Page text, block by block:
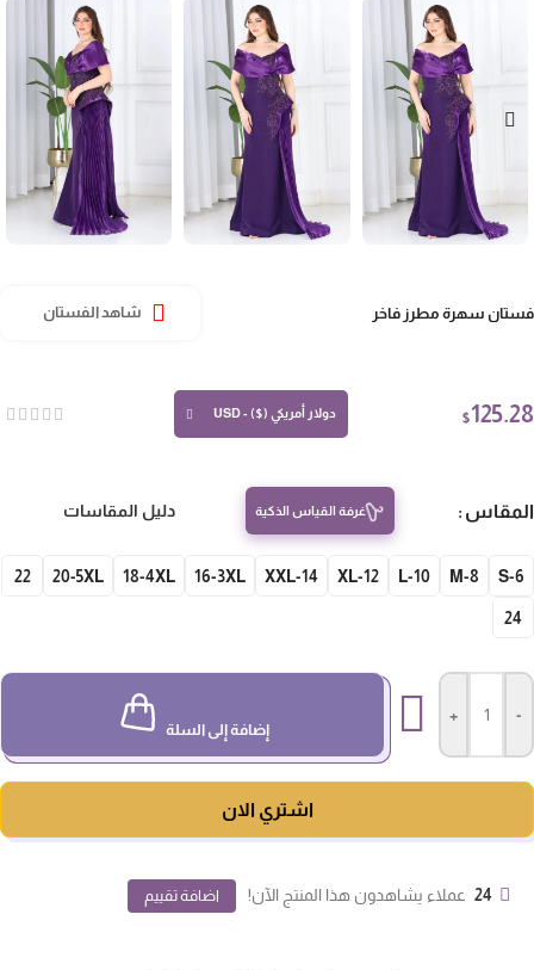
سهرة مطرز فاخر شاهد الفستان
$ دولار أمريكي ($) - USD
غرفة القياس الذكية دليل المقاسات
S-
10-L
12-XL
14-XXL
16-3XL
18-4XL
20-5XL
22
24
إضافة إلى السلة
اشتري الان
24 عملاء يشاهدون هذا المنتج الآن! اضافة تقييم